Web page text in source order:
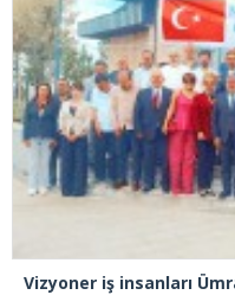
Vizyoner iş insanları